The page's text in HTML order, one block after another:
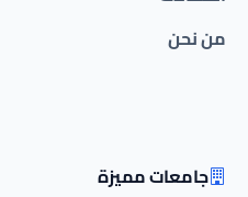
من نحن
جامعات مميزة